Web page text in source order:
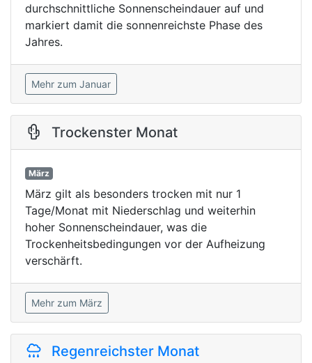
durchschnittliche Sonnenscheindauer auf und
markiert damit die sonnenreichste Phase des
Jahres.
Mehr zum Januar
Trockenster Monat
März
März gilt als besonders trocken mit nur 1
Tage/Monat mit Niederschlag und weiterhin
hoher Sonnenscheindauer, was die
Trockenheitsbedingungen vor der Aufheizung
verschärft.
Mehr zum März
Regenreichster Monat